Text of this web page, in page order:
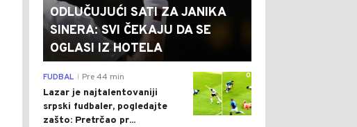
ODLUČUJUĆI SATI ZA JANIKA
SINERA: SVI ČEKAJU DA SE
OGLASI IZ HOTELA
0
FUDBAL Pre 44 min
Lazar je najtalentovaniji
srpski fudbaler, pogledajte
zašto: Pretrčao pr...